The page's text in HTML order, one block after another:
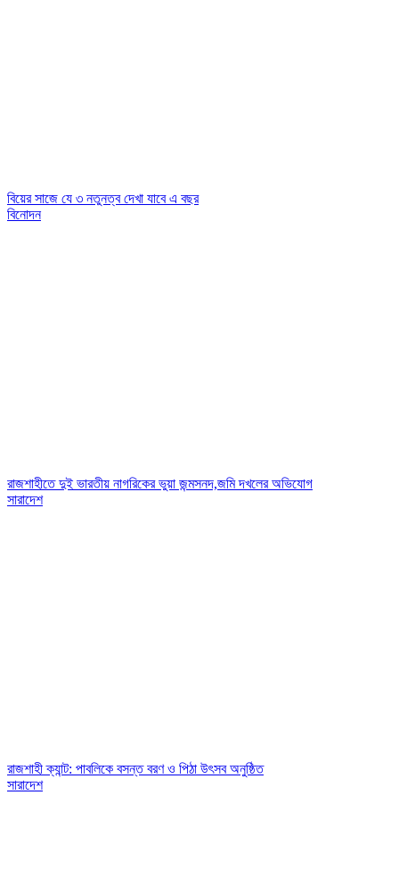
বিয়ের সাজে যে ৩ নতুনত্ব দেখা যাবে এ বছর
বিনোদন
রাজশাহীতে দুই ভারতীয় নাগরিকের ভুয়া জন্মসনদ,জমি দখলের অভিযোগ
সারাদেশ
রাজশাহী ক্যান্ট: পাবলিকে বসন্ত বরণ ও পিঠা উৎসব অনুষ্ঠিত
সারাদেশ